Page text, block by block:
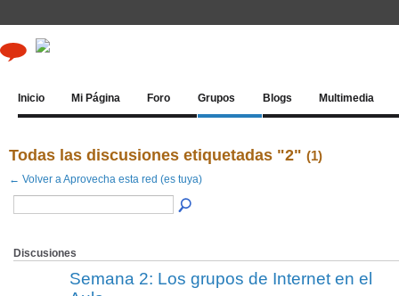
Inicio Mi Página Foro Grupos Blogs Multimedia
Todas las discusiones etiquetadas "2" (1)
← Volver a Aprovecha esta red (es tuya)
Discusiones
Semana 2: Los grupos de Internet en el